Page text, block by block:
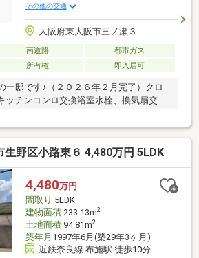
その他の交通
大阪府東大阪市三ノ瀬３
南道路
都市ガス
所有権 即入居可
邸です♪（２０２６年２月完了）クロ
ッチンコンロ交換浴室水栓、換気扇交
徒歩圏内に生活施設ございます♪◆居住
としてもいかがでしょうか♪お気軽にお問
生野区小路東６ 4,480万円 5LDK
4,480万円
間取り 5LDK
建物面積233.13m2
土地面積94.81m2
築年月 1997年6月(築29年3ヶ月)
近鉄奈良線 布施駅 徒歩10分